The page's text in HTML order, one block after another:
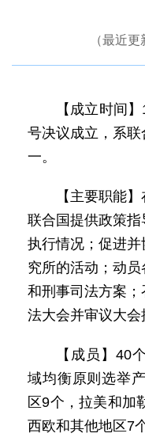
（最近
【成立时间
号决议成立，系
一。
【主要职能
联合国提供政策
执行情况；促进
究所的活动；动
和刑事司法方案；
法大会并审议大会
【成员】40
域均衡原则选举
区9个，拉美和加
西欧和其他地区7